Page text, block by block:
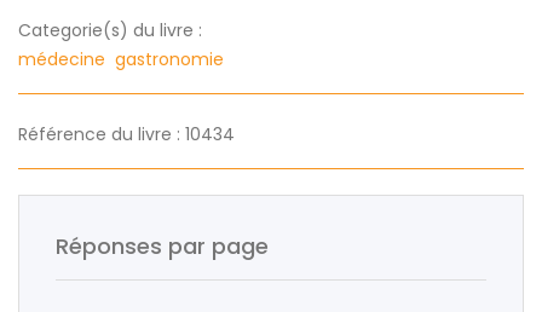
Categorie(s) du livre :
médecine gastronomie
Référence du livre : 10434
Réponses par page